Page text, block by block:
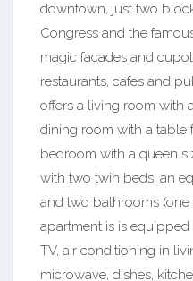
downtown, just two
Congress and the
magic facades and
restaurants, cafes and
offers a living room with
dining room with a table
bedroom with a queen
with two twin beds, an
and two bathrooms
apartment is is
TV, air conditioning in
microwave, dishes,